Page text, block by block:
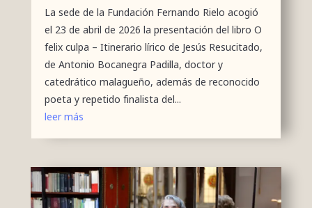
La sede de la Fundación Fernando Rielo acogió
el 23 de abril de 2026 la presentación del libro O
felix culpa – Itinerario lírico de Jesús Resucitado,
de Antonio Bocanegra Padilla, doctor y
catedrático malagueño, además de reconocido
poeta y repetido finalista del...
leer más